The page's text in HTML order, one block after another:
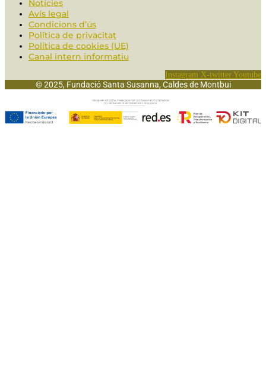
Notícies
Avís legal
Condicions d’ús
Política de privacitat
Política de cookies (UE)
Canal intern informatiu
Instagram X-twitter Youtube
© 2025, Fundació Santa Susanna, Caldes de Montbui